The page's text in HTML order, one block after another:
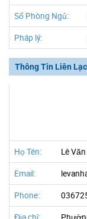
Số Phòng Ngủ:
Pháp lý:
Thông Tin Liên Lạc
Họ Tên: Lê
Email:
Phone: